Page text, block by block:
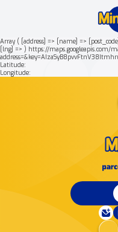
Array ( [address] => [name] => [post_code]
[lng] => ) https://maps.googleapis.com/
Latitude:
Longitude:
Mais buscados: